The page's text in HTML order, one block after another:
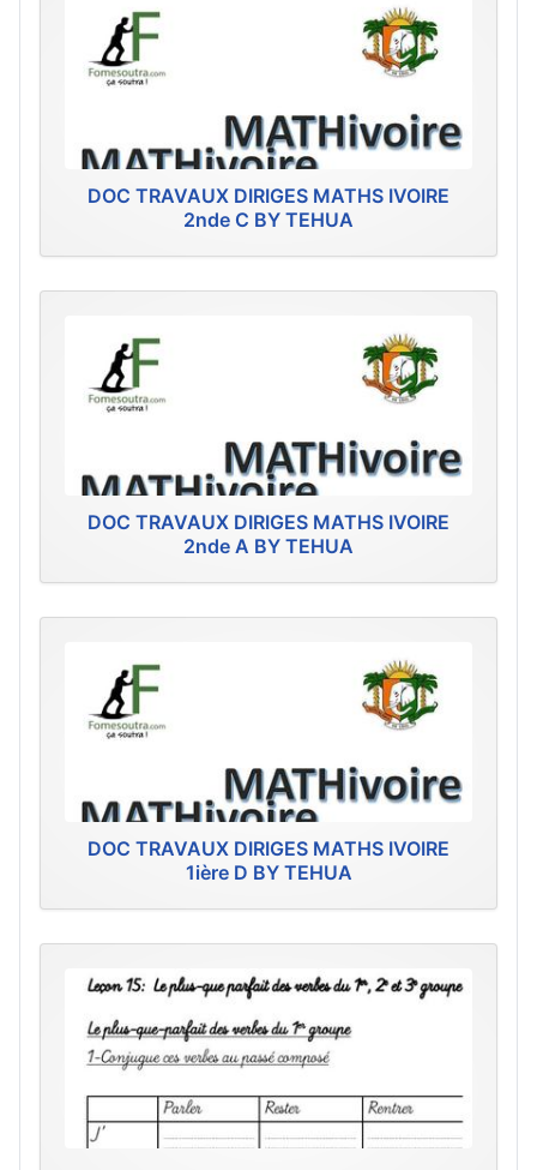
DOC TRAVAUX DIRIGES MATHS IVOIRE
2nde C BY TEHUA
DOC TRAVAUX DIRIGES MATHS IVOIRE
2nde A BY TEHUA
DOC TRAVAUX DIRIGES MATHS IVOIRE
1ière D BY TEHUA